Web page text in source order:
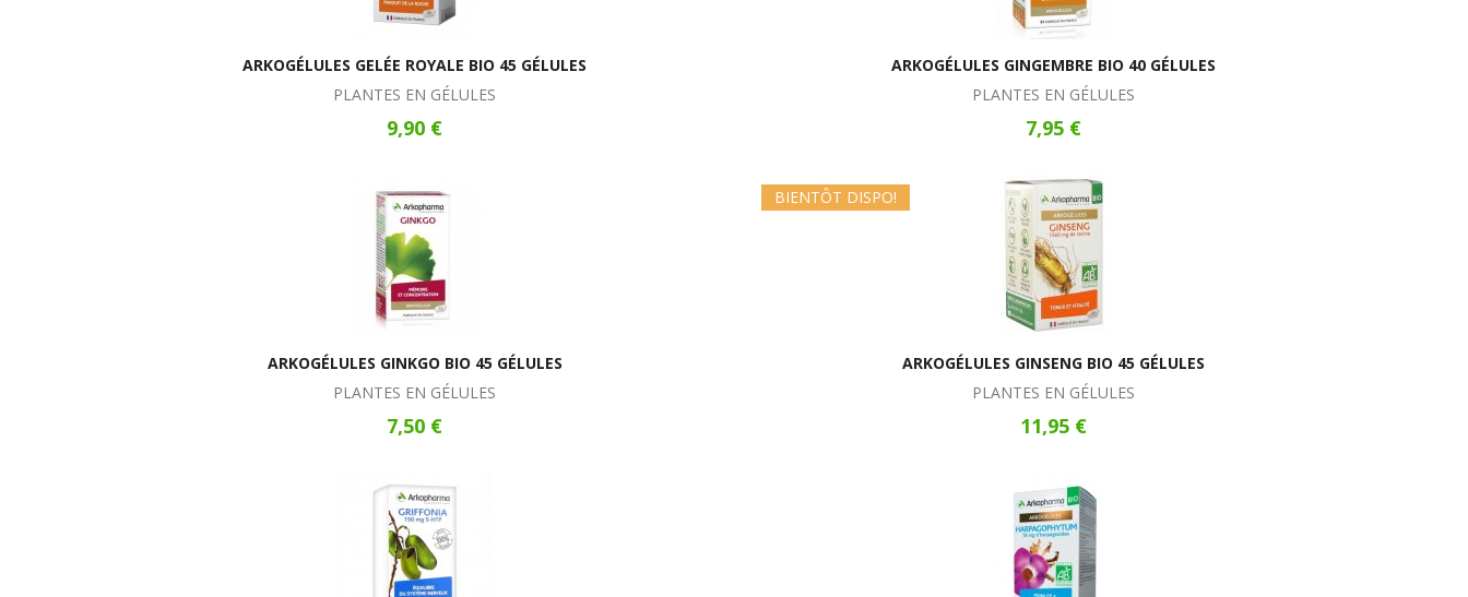
ARKOGÉLULES GELÉE ROYALE BIO 45 GÉLULES
PLANTES EN GÉLULES
9,90 €
ARKOGÉLULES GINGEMBRE BIO 40 GÉLULES
PLANTES EN GÉLULES
7,95 €
ARKOGÉLULES GINKGO BIO 45 GÉLULES
PLANTES EN GÉLULES
7,50 €
BIENTÔT DISPO!
ARKOGÉLULES GINSENG BIO 45 GÉLULES
PLANTES EN GÉLULES
11,95 €